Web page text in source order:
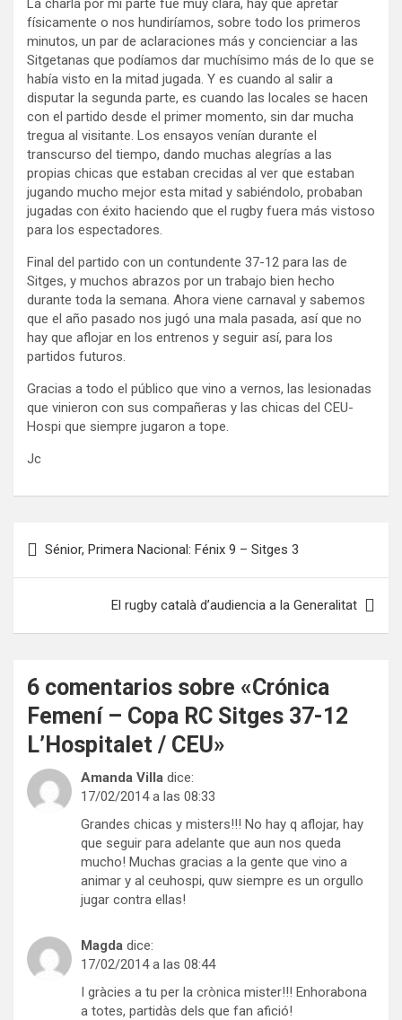
La charla por mi parte fue muy clara, hay que apretar
físicamente o nos hundiríamos, sobre todo los primeros
minutos, un par de aclaraciones más y concienciar a las
Sitgetanas que podíamos dar muchísimo más de lo que se
había visto en la mitad jugada. Y es cuando al salir a
disputar la segunda parte, es cuando las locales se hacen
con el partido desde el primer momento, sin dar mucha
tregua al visitante. Los ensayos venían durante el
transcurso del tiempo, dando muchas alegrías a las
propias chicas que estaban crecidas al ver que estaban
jugando mucho mejor esta mitad y sabiéndolo, probaban
jugadas con éxito haciendo que el rugby fuera más vistoso
para los espectadores.
Final del partido con un contundente 37-12 para las de
Sitges, y muchos abrazos por un trabajo bien hecho
durante toda la semana. Ahora viene carnaval y sabemos
que el año pasado nos jugó una mala pasada, así que no
hay que aflojar en los entrenos y seguir así, para los
partidos futuros.
Gracias a todo el público que vino a vernos, las lesionadas
que vinieron con sus compañeras y las chicas del CEU-
Hospi que siempre jugaron a tope.
Jc
de
Sénior, Primera Nacional: Fénix 9 – Sitges 3
El rugby català d’audiencia a la Generalitat
6 comentarios sobre «Crónica
Femení – Copa RC Sitges 37-12
L’Hospitalet / CEU»
Amanda Villa dice:
17/02/2014 a las 08:33
Grandes chicas y misters!!! No hay q aflojar, hay
que seguir para adelante que aun nos queda
mucho! Muchas gracias a la gente que vino a
animar y al ceuhospi, quw siempre es un orgullo
jugar contra ellas!
Magda dice:
17/02/2014 a las 08:44
I gràcies a tu per la crònica mister!!! Enhorabona
a totes, partidàs dels que fan afició!